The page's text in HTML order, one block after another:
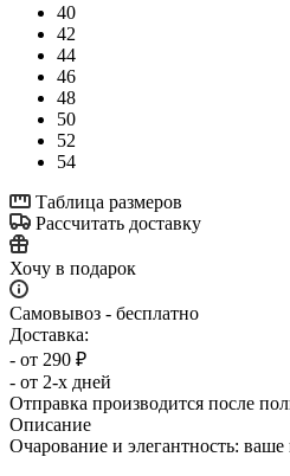
40
42
44
46
48
50
52
54
Таблица размеров
Рассчитать доставку
Хочу в подарок
Самовывоз - бесплатно
Доставка:
- от 290 ₽
- от 2-х дней
Отправка производится после
Описание
Очарование и элегантность: ваше